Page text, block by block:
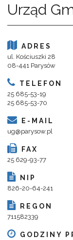
Urząd
ADRES
ul. Kościuszki 28
08-441 Parysów
TELEFON
25 685-53-19
25 685-53-70
E-MAIL
ug@parysow.pl
FAX
25 629-93-77
NIP
826-20-64-241
REGON
711582339
GODZINY